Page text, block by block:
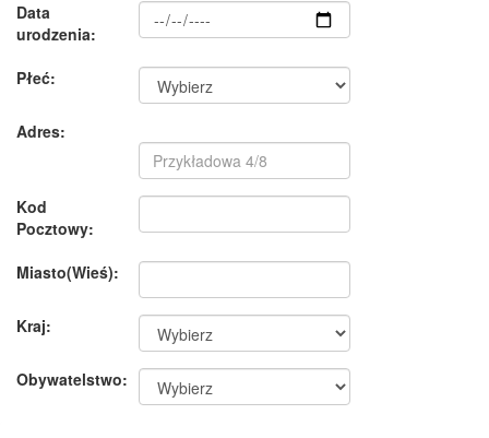
Data
urodzenia:
Płeć:
Adres:
Kod
Pocztowy:
Miasto(Wieś):
Kraj:
Obywatelstwo: